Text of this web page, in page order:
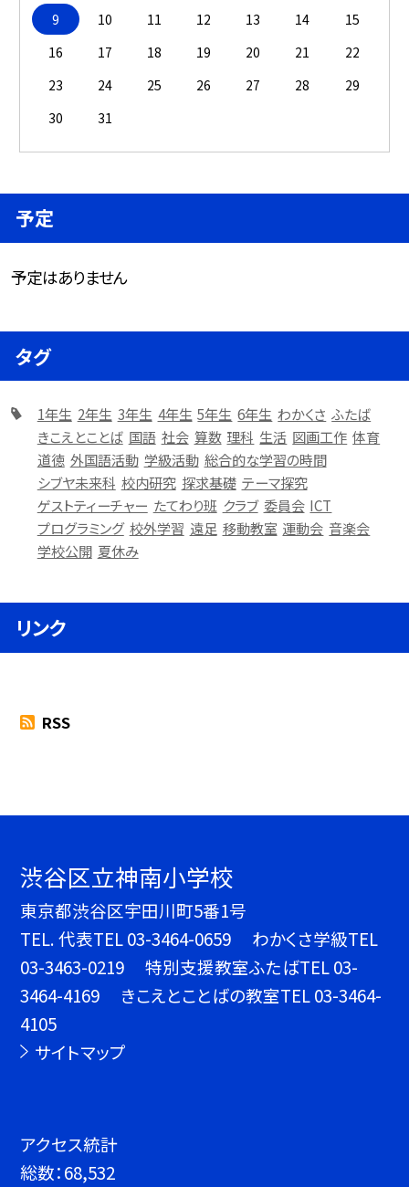
9
10 11 12 13 14
15
16
17 18 19 20 21
22
23
24 25 26 27 28
29
30
31
予定
予定はありません
タグ
1年生 2年生 3年生 4年生 5年生 6年生 わかくさ ふたば
きこえとことば 国語 社会 算数 理科 生活 図画工作 体育
道徳 外国語活動 学級活動 総合的な学習の時間
シブヤ未来科 校内研究 探求基礎 テーマ探究
ゲストティーチャー たてわり班 クラブ 委員会 ICT
プログラミング 校外学習 遠足 移動教室 運動会 音楽会
学校公開 夏休み
リンク
RSS
渋谷区立神南小学校
東京都渋谷区宇田川町5番1号
TEL.代表TEL 03-3464-0659 わかくさ学級TEL
03-3463-0219 特別支援教室ふたばTEL 03-
3464-4169 きこえとことばの教室TEL 03-3464-
4105
サイトマップ
アクセス統計
総数：68,532